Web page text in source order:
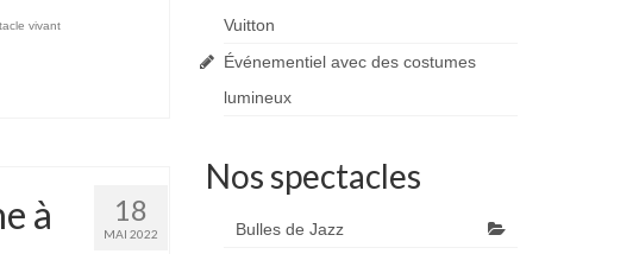
vivant
18
MAI 2022
à
Vuitton
Événementiel avec des costumes
lumineux
Nos spectacles
Bulles de Jazz